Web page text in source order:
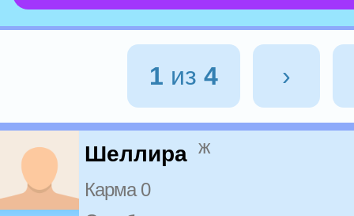
1 из 4 ›
Шеллира ж
Карма 0